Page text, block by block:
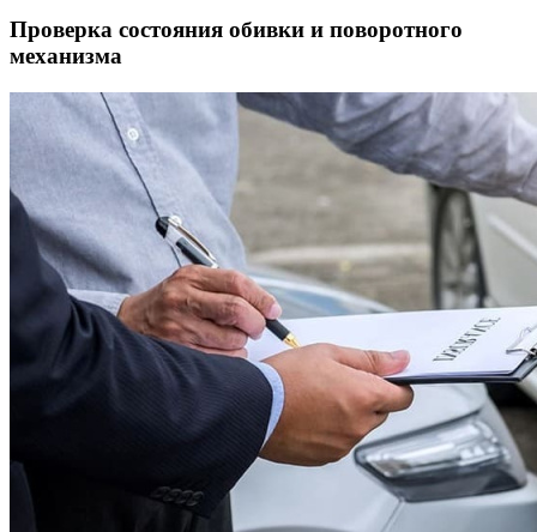
Проверка состояния обивки и поворотного
механизма